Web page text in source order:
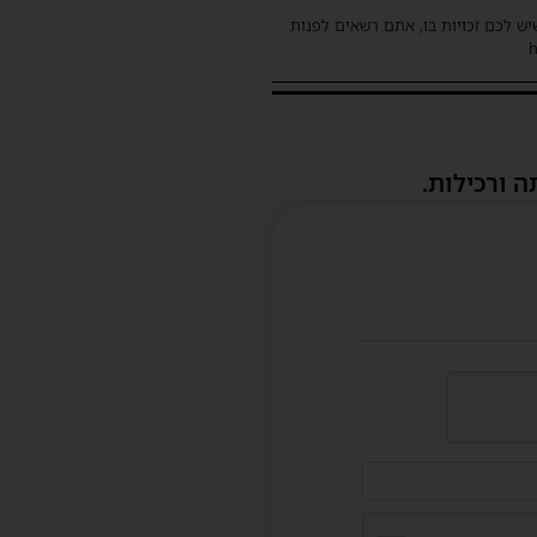
לכם זכויות בו, אתם רשאים לפנות
ורכילות.